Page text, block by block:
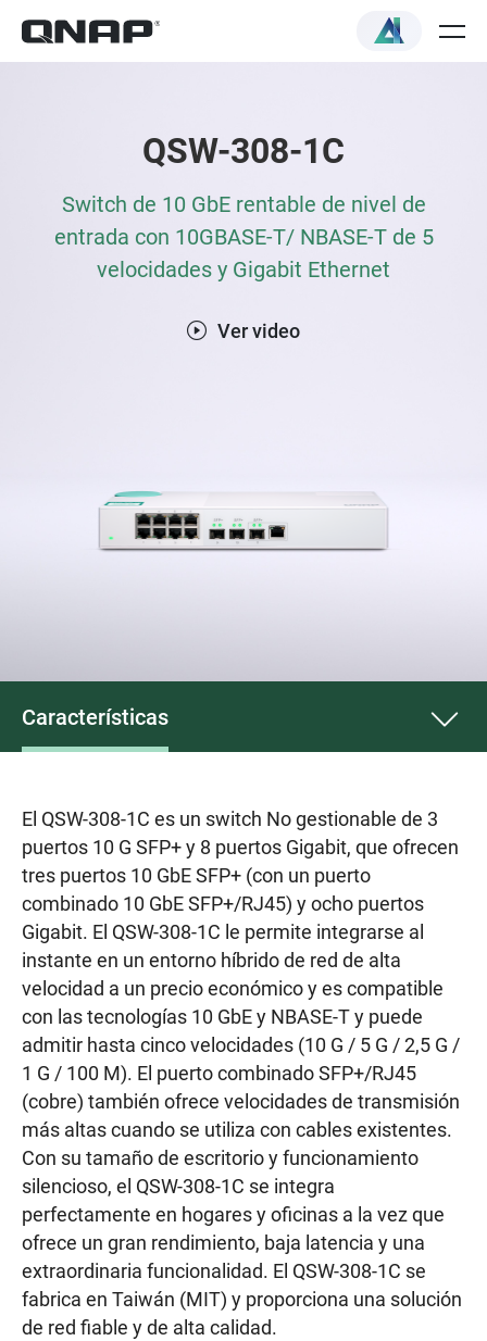
QSW-308-1C
Switch de 10 GbE rentable de nivel de
entrada con 10GBASE-T/ NBASE-T de 5
velocidades y Gigabit Ethernet
Ver video
Características
El QSW-308-1C es un switch No gestionable de 3
puertos 10 G SFP+ y 8 puertos Gigabit, que ofrecen
tres puertos 10 GbE SFP+ (con un puerto
combinado 10 GbE SFP+/RJ45) y ocho puertos
Gigabit. El QSW-308-1C le permite integrarse al
instante en un entorno híbrido de red de alta
velocidad a un precio económico y es compatible
con las tecnologías 10 GbE y NBASE-T y puede
admitir hasta cinco velocidades (10 G / 5 G / 2,5 G /
1 G / 100 M). El puerto combinado SFP+/RJ45
(cobre) también ofrece velocidades de transmisión
más altas cuando se utiliza con cables existentes.
Con su tamaño de escritorio y funcionamiento
silencioso, el QSW-308-1C se integra
perfectamente en hogares y oficinas a la vez que
ofrece un gran rendimiento, baja latencia y una
extraordinaria funcionalidad. El QSW-308-1C se
fabrica en Taiwán (MIT) y proporciona una solución
de red fiable y de alta calidad.